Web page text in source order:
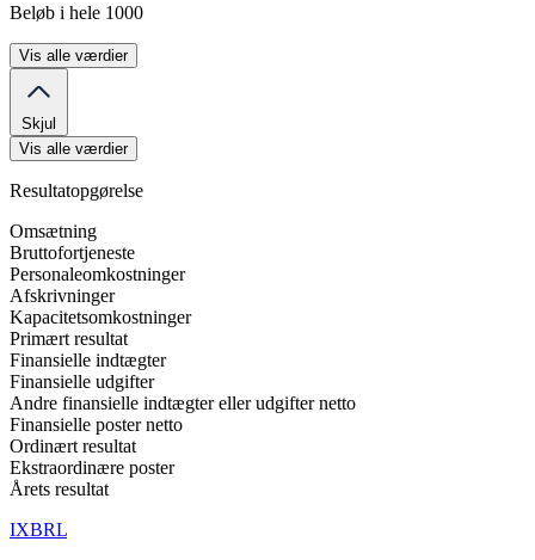
Beløb i hele 1000
Vis alle værdier
Skjul
Vis alle værdier
Resultatopgørelse
Omsætning
Bruttofortjeneste
Personaleomkostninger
Afskrivninger
Kapacitetsomkostninger
Primært resultat
Finansielle indtægter
Finansielle udgifter
Andre finansielle indtægter eller udgifter netto
Finansielle poster netto
Ordinært resultat
Ekstraordinære poster
Årets resultat
IXBRL